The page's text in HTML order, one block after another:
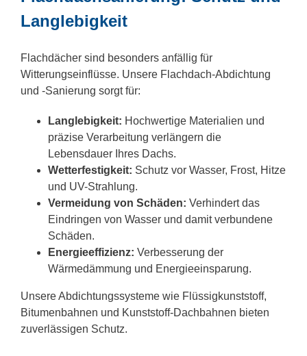
Langlebigkeit
Flachdächer sind besonders anfällig für
Witterungseinflüsse. Unsere Flachdach-Abdichtung
und -Sanierung sorgt für:
Langlebigkeit: Hochwertige Materialien und
präzise Verarbeitung verlängern die
Lebensdauer Ihres Dachs.
Wetterfestigkeit: Schutz vor Wasser, Frost, Hitze
und UV-Strahlung.
Vermeidung von Schäden: Verhindert das
Eindringen von Wasser und damit verbundene
Schäden.
Energieeffizienz: Verbesserung der
Wärmedämmung und Energieeinsparung.
Unsere Abdichtungssysteme wie Flüssigkunststoff,
Bitumenbahnen und Kunststoff-Dachbahnen bieten
zuverlässigen Schutz.